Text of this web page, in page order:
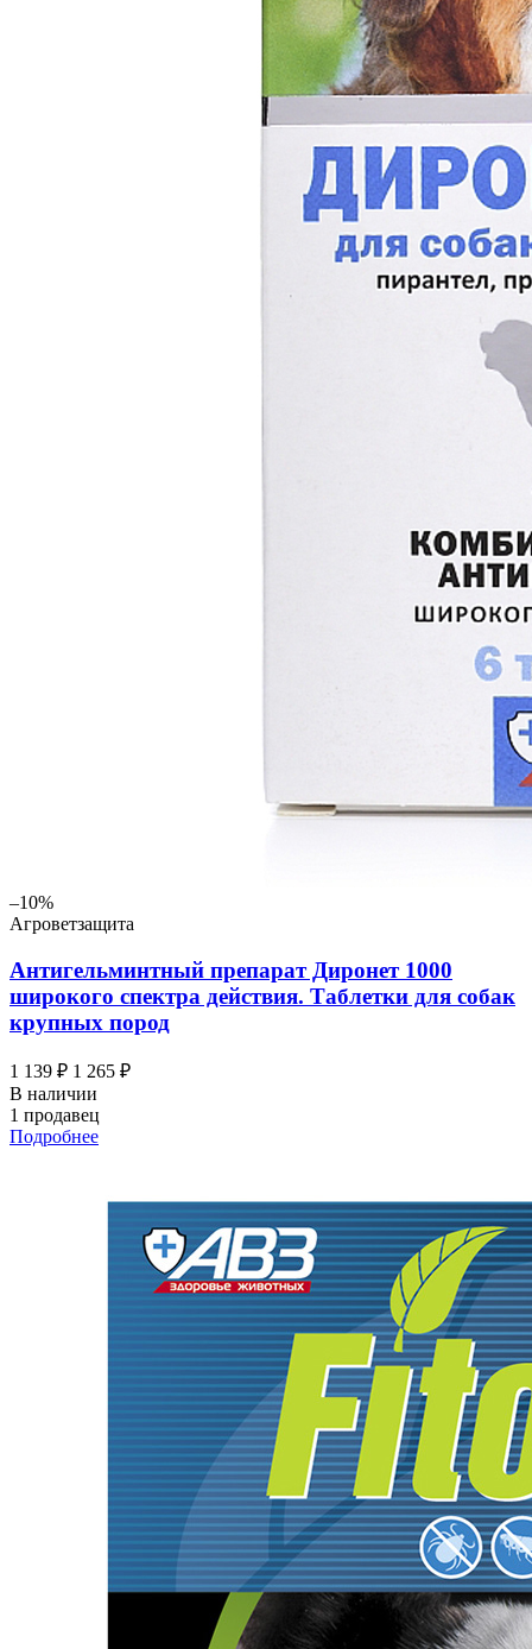
–10%
Агроветзащита
Антигельминтный препарат Диронет 1000
широкого спектра действия. Таблетки для собак
крупных пород
1 139 ₽ 1 265 ₽
В наличии
1 продавец
Подробнее